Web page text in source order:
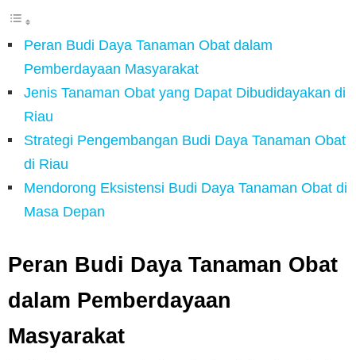
Peran Budi Daya Tanaman Obat dalam
Pemberdayaan Masyarakat
Jenis Tanaman Obat yang Dapat Dibudidayakan di
Riau
Strategi Pengembangan Budi Daya Tanaman Obat
di Riau
Mendorong Eksistensi Budi Daya Tanaman Obat di
Masa Depan
Peran Budi Daya Tanaman Obat
dalam Pemberdayaan
Masyarakat